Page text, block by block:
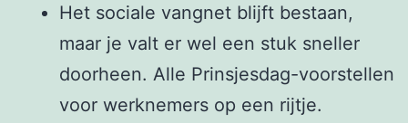
Het sociale vangnet blijft bestaan,
maar je valt er wel een stuk sneller
doorheen. Alle Prinsjesdag-voorstellen
voor werknemers op een rijtje.